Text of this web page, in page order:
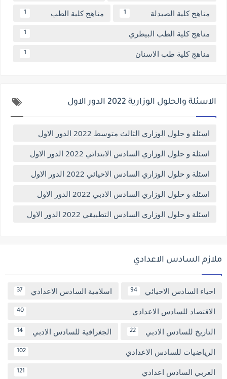
مناهج كلية الصيدلة 1 مناهج كلية الطب 1
مناهج كلية الطب البيطري 1
مناهج كلية طب الاسنان 1
الاسئلة والحلول الوزارية 2022 الدور الاول
اسئلة و حلول الوزاري الثالث متوسط 2022 الدور الاول
اسئلة و حلول الوزاري السادس الابتدائي 2022 الدور الاول
اسئلة و حلول الوزاري السادس الاحيائي 2022 الدور الاول
اسئلة و حلول الوزاري السادس الادبي 2022 الدور الاول
اسئلة و حلول الوزاري السادس التطبيقي 2022 الدور الاول
ملازم السادس الاعدادي
احياء السادس الاحيائي 94 اسلامية السادس الاعدادي 37
الاقتصاد للسادس الاعدادي 40
التاريخ للسادس الادبي 22 الجغرافية للسادس الادبي 14
الرياضيات للسادس الاعدادي 102
العربي السادس اعدادي 121